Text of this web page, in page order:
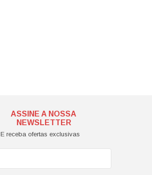
ASSINE A NOSSA
NEWSLETTER
E receba ofertas exclusivas